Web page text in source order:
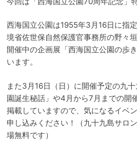
西海国立公園は1955年3月16日に指
境省佐世保自然保護官事務所の野々
開催中の企画展「西海国立公園の歩
います。
また3月16日（日）に開催予定の九
園誕生秘話」や4月から7月までの開
掲載していますので、気になるイベ
申し込みください！（九十九島サロ
場無料です）